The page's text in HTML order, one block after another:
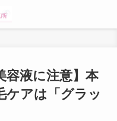
容液に注意】本
ケアは「グラッ